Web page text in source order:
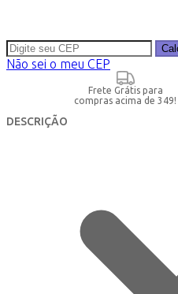
Não sei o meu CEP
Frete Grátis para
compras acima de 349!
DESCRIÇÃO